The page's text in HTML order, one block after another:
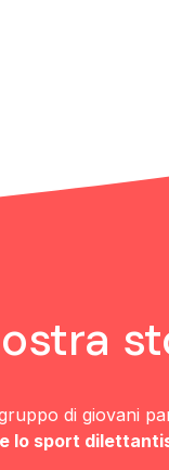
di giovani
lo sport